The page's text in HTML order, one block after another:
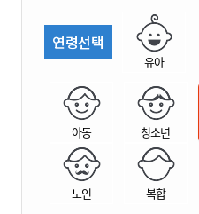
연령선택
유아
아동 청소년
노인 복합